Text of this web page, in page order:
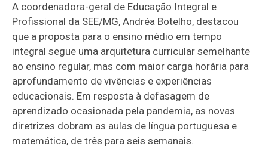
A coordenadora-geral de Educação Integral e
Profissional da SEE/MG, Andréa Botelho, destacou
que a proposta para o ensino médio em tempo
integral segue uma arquitetura curricular semelhante
ao ensino regular, mas com maior carga horária para
aprofundamento de vivências e experiências
educacionais. Em resposta à defasagem de
aprendizado ocasionada pela pandemia, as novas
diretrizes dobram as aulas de língua portuguesa e
matemática, de três para seis semanais.